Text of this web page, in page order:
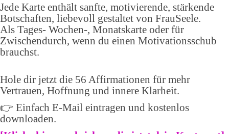
Jede Karte enthält sanfte, motivierende, stärkende
Botschaften, liebevoll gestaltet von FrauSeele.
Als Tages- Wochen-, Monatskarte oder für
Zwischendurch, wenn du einen Motivationsschub
brauchst.
Hole dir jetzt die 56 Affirmationen für mehr
Vertrauen, Hoffnung und innere Klarheit.
👉 Einfach E-Mail eintragen und kostenlos
downloaden.